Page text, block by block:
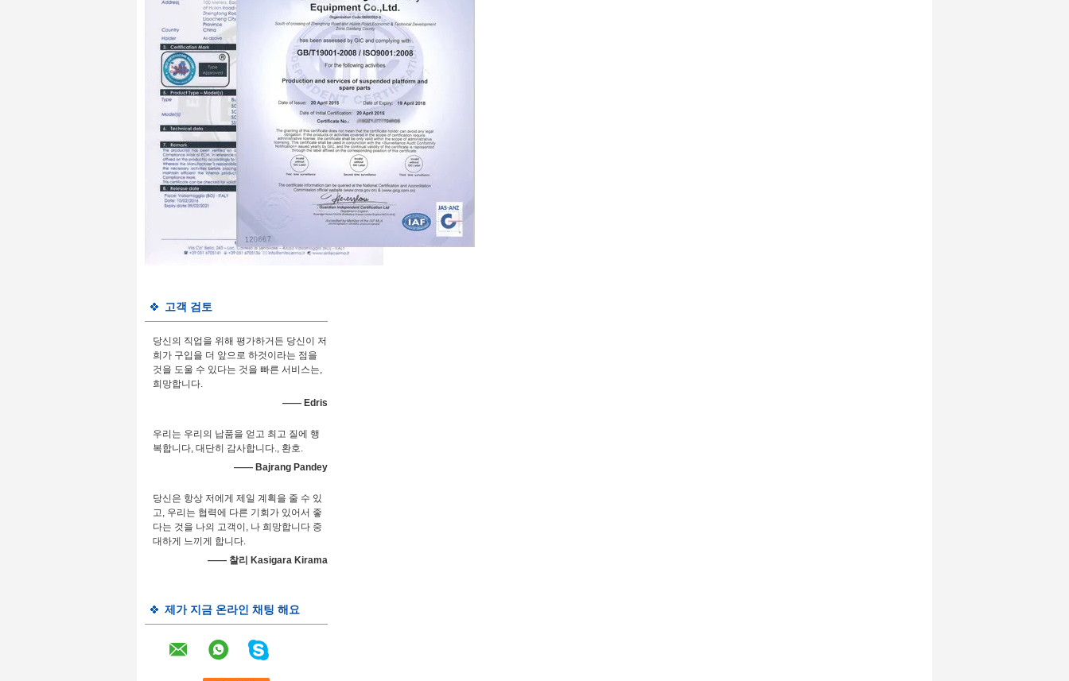
고객 검토
당신의 직업을 위해 평가하거든 당신이 저
희가 구입을 더 앞으로 하것이라는 점을
것을 도울 수 있다는 것을 빠른 서비스는,
희망합니다.
—— Edris
우리는 우리의 납품을 얻고 최고 질에 행
복합니다, 대단히 감사합니다., 환호.
—— Bajrang Pandey
당신은 항상 저에게 제일 계획을 줄 수 있
고, 우리는 협력에 다른 기회가 있어서 좋
다는 것을 나의 고객이, 나 희망합니다 중
대하게 느끼게 합니다.
—— 찰리 Kasigara Kirama
제가 지금 온라인 채팅 해요